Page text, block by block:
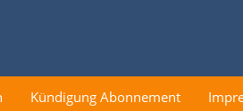
Kündigung Abonnement